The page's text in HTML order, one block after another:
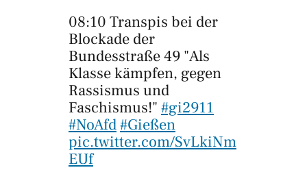
08:10 Transpis bei der
Blockade der
Bundesstraße 49 "Als
Klasse kämpfen, gegen
Rassismus und
Faschismus!" #gi2911
#NoAfd#Gießen
pic.twitter.com/SvLkiNm
EUf